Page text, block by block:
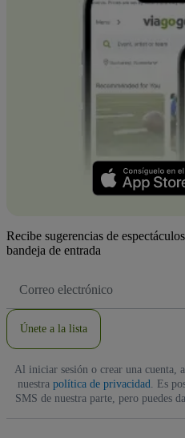
Recibe sugerencias de
bandeja de entrada
de
Únete a la lista
Al iniciar sesión o crear una cuenta,
nuestra política de privacidad. Es
SMS de nuestra parte, pero puedes